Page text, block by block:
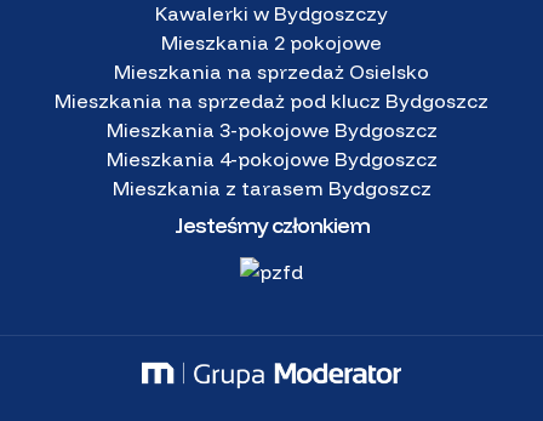
Kawalerki w Bydgoszczy
Mieszkania 2 pokojowe
Mieszkania na sprzedaż Osielsko
Mieszkania na sprzedaż pod klucz Bydgoszcz
Mieszkania 3-pokojowe Bydgoszcz
Mieszkania 4-pokojowe Bydgoszcz
Mieszkania z tarasem Bydgoszcz
Jesteśmy członkiem